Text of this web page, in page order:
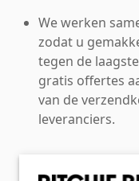
We werken
zodat u
tegen de
gratis offertes
van de
leveranciers.